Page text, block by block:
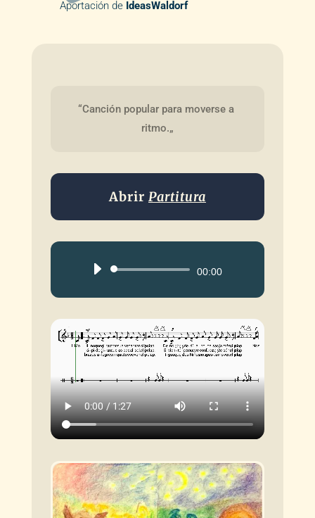
Aportación de IdeasWaldorf
“Canción popular para moverse a
ritmo.„
Abrir Partitura
Reproductor00:00